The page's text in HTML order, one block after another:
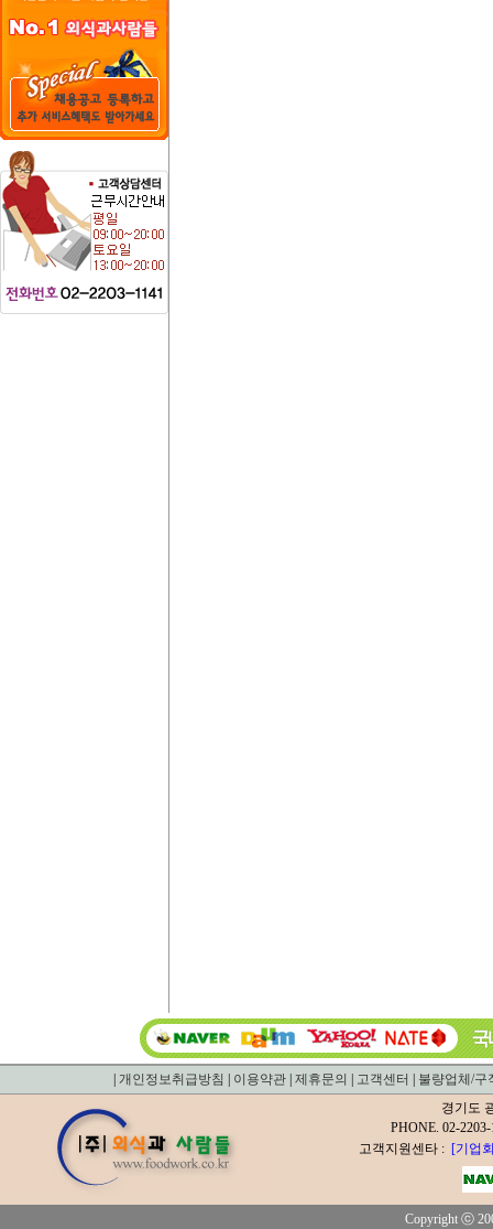
개인정보취급방침 이용약관 제휴문의 고객센터
불량업체/구
경기도
PHONE. 02-
고객지원센타 : [기업
Copyright ⓒ